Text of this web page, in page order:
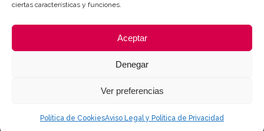
ciertas características y funciones.
Aceptar
Denegar
Ver preferencias
Política de CookiesAviso Legal y Política de Privacidad
Cookies
| Página creada por ProvidersWeb